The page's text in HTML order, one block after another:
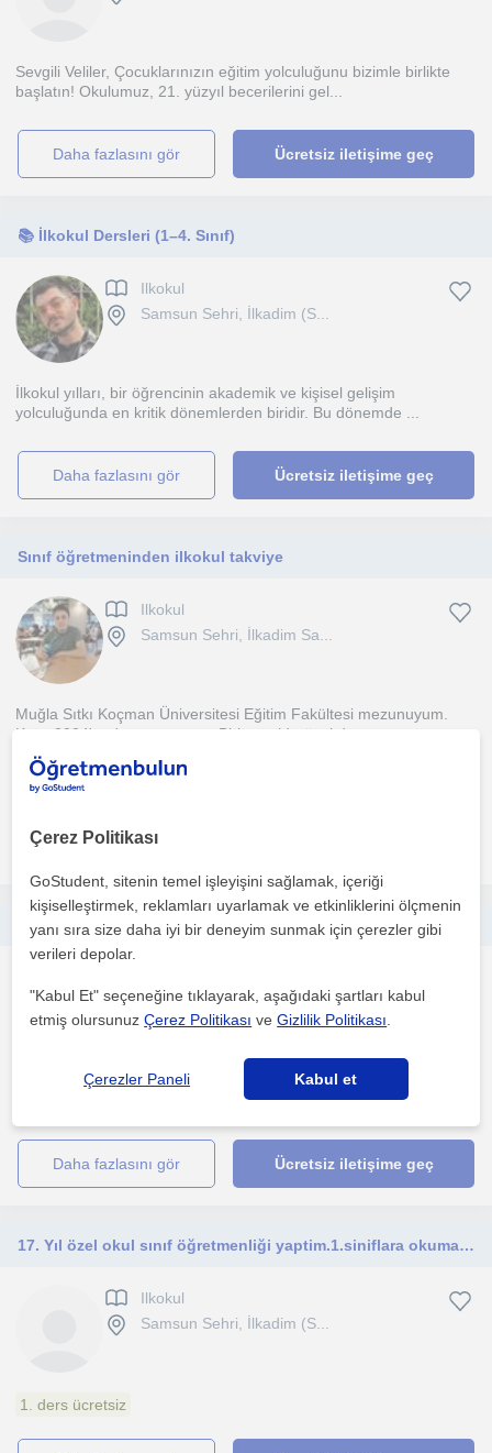
Sevgili Veliler, Çocuklarınızın eğitim yolculuğunu bizimle birlikte
başlatın! Okulumuz, 21. yüzyıl becerilerini gel...
daha fazlasını gör Ücretsiz iletişime geç
📚 İlkokul Dersleri (1–4. Sınıf)
Ilkokul
Samsun Sehri, İlkadim (S...
İlkokul yılları, bir öğrencinin akademik ve kişisel gelişim
yolculuğunda en kritik dönemlerden biridir. Bu dönemde ...
daha fazlasını gör Ücretsiz iletişime geç
Sınıf öğretmeninden ilkokul takviye
Ilkokul
Samsun Sehri, İlkadim Sa...
Muğla Sıtkı Koçman Üniversitesi Eğitim Fakültesi mezunuyum.
Kpss 2024'te derece yaptım. Birkaç yıldır özel ders ver...
1. ders ücretsiz
daha fazlasını gör
Samsun Sehri
Sosyoloji, felsefe, rehberlik ve öğrenci koçluğu alanında
deneyimliyim. Sıcakkanlı, sabırlı ve öğretmeyi seven biri...
daha fazlasını gör Ücretsiz iletişime geç
17. Yıl özel okul sınıf öğretmenliği yaptim.1.siniflara okuma yazma öğretimi. Yanında ilkokul matematik dersleri verebilirim
Ilkokul
Samsun Sehri, İlkadim (S...
1. ders ücretsiz
Çerez Politikası
GoStudent, sitenin temel işleyişini sağlamak, içeriği
kişiselleştirmek, reklamları uyarlamak ve etkinliklerini ölçmenin
yanı sıra size daha iyi bir deneyim sunmak için çerezler gibi
verileri depolar.
"Kabul Et" seçeneğine tıklayarak, aşağıdaki şartları kabul
etmiş olursunuzÇerez Politikası veGizlilik Politikası
Çerezler Paneli Kabul et